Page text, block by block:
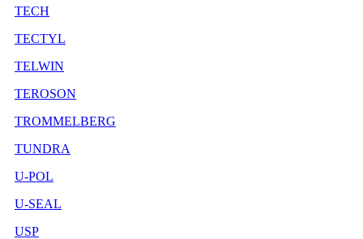
TECH
TECTYL
TELWIN
TEROSON
TROMMELBERG
TUNDRA
U-POL
U-SEAL
USP